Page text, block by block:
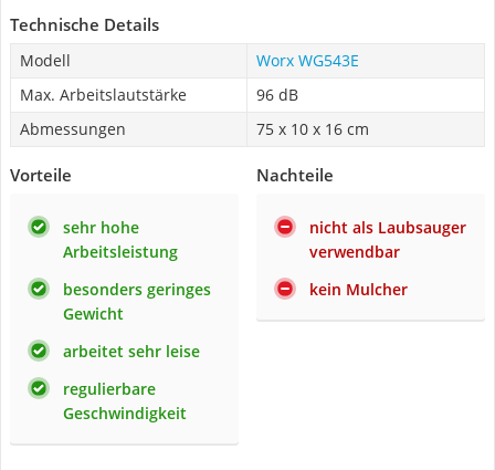
Technische Details
Modell
Worx WG543E
Max. Arbeitslautstärke
96 dB
Abmessungen
75 x 10 x 16 cm
Vorteile
sehr hohe
Arbeitsleistung
besonders geringes
Gewicht
arbeitet sehr leise
regulierbare
Geschwindigkeit
Nachteile
nicht als Laubsauger
verwendbar
kein Mulcher